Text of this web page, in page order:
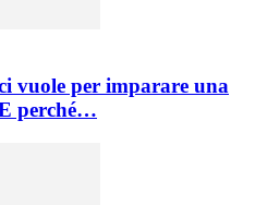
vuole per imparare una
perché…